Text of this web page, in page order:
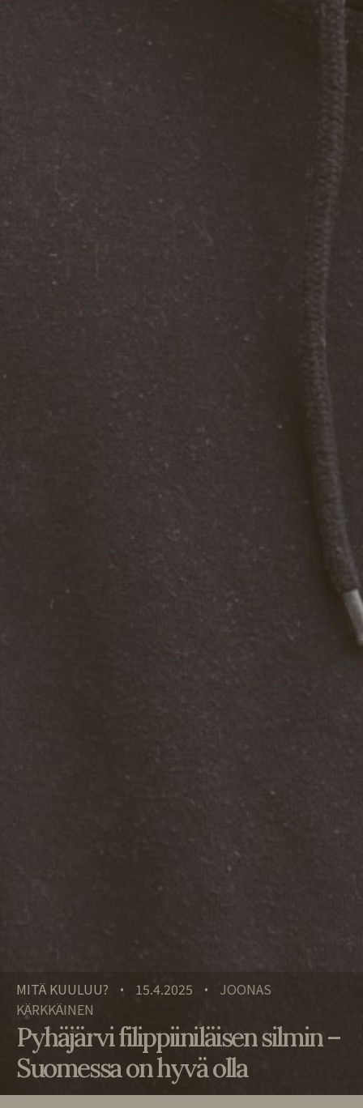
MITÄ KUULUU? • 15.4.2025 •
JOONAS
KÄRKKÄINEN
Pyhäjärvi filippiiniläisen silmin –
Suomessa on hyvä olla